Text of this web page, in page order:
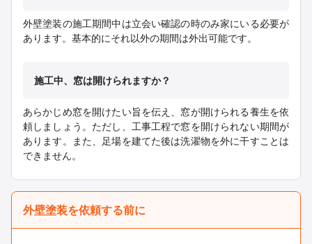
外壁塗装の施工期間中は立会い確認の時のみ家にいる必要が
あります。基本的にそれ以外の期間は外出可能です。
施工中、窓は開けられますか？
あらかじめ窓を開けたい旨を伝え、窓が開けられる養生を依
頼しましょう。ただし、工事工程で窓を開けられない期間が
あります。また、足場を建てた後は洗濯物を外に干すことは
できません。
外壁塗装を依頼する前に